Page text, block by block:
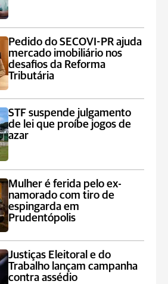
Pedido do SECOVI-PR ajuda
mercado imobiliário nos
desafios da Reforma
Tributária
STF suspende julgamento
de lei que proíbe jogos de
azar
Mulher é ferida pelo ex-
namorado com tiro de
espingarda em
Prudentópolis
Justiças Eleitoral e do
Trabalho lançam campanha
contra assédio